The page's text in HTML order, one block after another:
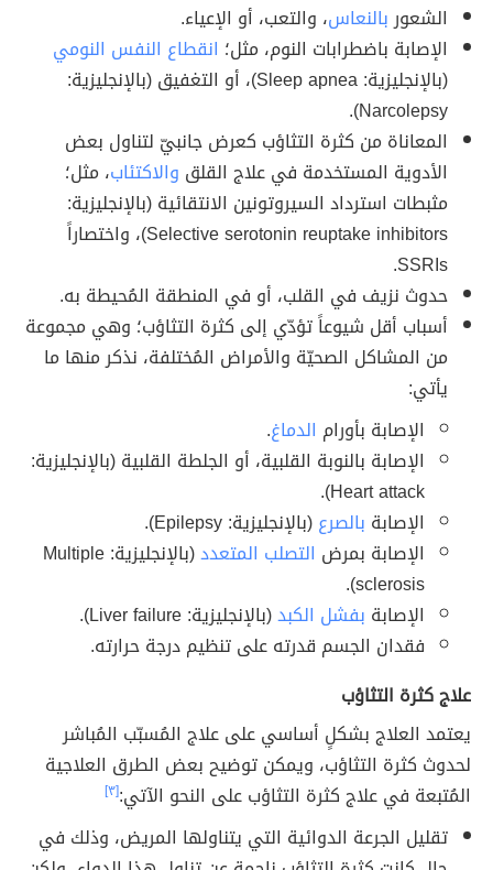
الشعوربالنعاس، والتعب، أو الإعياء.
الإصابة باضطرابات النوم، مثل؛ انقطاع النفس النومي
(بالإنجليزية: Sleep apnea)، أو التغفيق (بالإنجليزية:
Narcolepsy).
المعاناة من كثرة التثاؤب كعرض جانبيّ لتناول بعض
الأدوية المستخدمة في علاج القلق والاكتئاب، مثل؛
مثبطات استرداد السيروتونين الانتقائية (بالإنجليزية:
Selective serotonin reuptake inhibitors)، واختصاراً
SSRIs.
حدوث نزيف في القلب، أو في المنطقة المُحيطة به.
أسباب أقل شيوعاً تؤدّي إلى كثرة التثاؤب؛ وهي مجموعة
من المشاكل الصحيّة والأمراض المُختلفة، نذكر منها ما
يأتي:
الإصابة بأورام الدماغ.
الإصابة بالنوبة القلبية، أو الجلطة القلبية (بالإنجليزية:
Heart attack).
الإصابة بالصرع(بالإنجليزية: Epilepsy).
الإصابة بمرض التصلب المتعدد
(بالإنجليزية: Multiple
sclerosis).
الإصابة بفشل الكبد(بالإنجليزية: Liver failure).
فقدان الجسم قدرته على تنظيم درجة حرارته.
علاج كثرة التثاؤب
يعتمد العلاج بشكلٍ أساسي على علاج المُسبّب المُباشر
لحدوث كثرة التثاؤب، ويمكن توضيح بعض الطرق العلاجية
المُتبعة في علاج كثرة التثاؤب على النحو الآتي:[٣]
تقليل الجرعة الدوائية التي يتناولها المريض، وذلك في